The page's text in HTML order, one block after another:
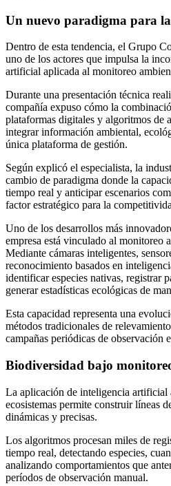
Un nuevo paradigma para
Dentro de esta tendencia, el Grupo
uno de los actores que impulsa la
artificial aplicada al monitoreo
Durante una presentación técnica
compañía expuso cómo la
plataformas digitales y algoritmos de
integrar información ambiental,
única plataforma de gestión.
Según explicó el especialista, la
cambio de paradigma donde la
tiempo real y anticipar escenarios
factor estratégico para la
Uno de los desarrollos más
empresa está vinculado al monitoreo
Mediante cámaras inteligentes,
reconocimiento basados en
identificar especies nativas, registrar
generar estadísticas ecológicas de
Esta capacidad representa una
métodos tradicionales de
campañas periódicas de observación
Biodiversidad bajo
La aplicación de inteligencia artificial
ecosistemas permite construir líneas
dinámicas y precisas.
Los algoritmos procesan miles de
tiempo real, detectando especies,
analizando comportamientos que
períodos de observación manual.